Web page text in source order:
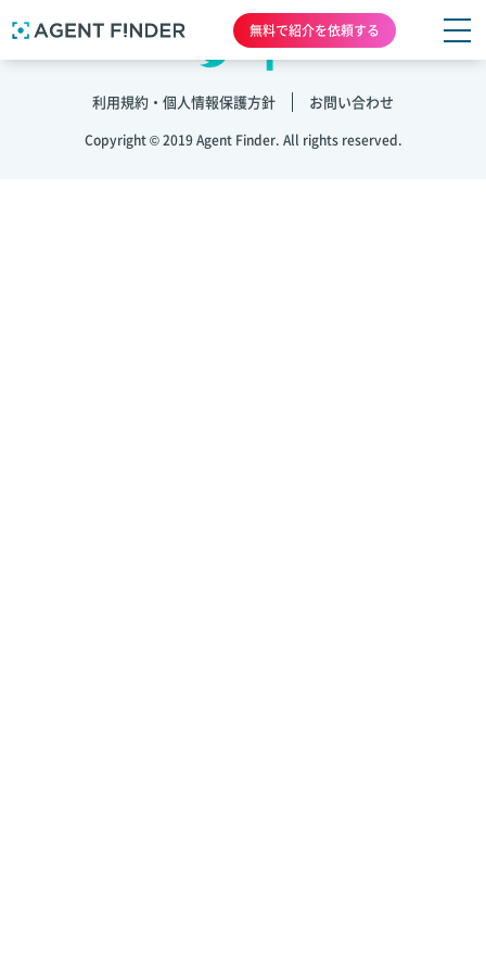
無料で紹介を依頼する
利用規約・個人情報保護方針 お問い合わせ
Copyright © 2019 Agent Finder. All rights reserved.